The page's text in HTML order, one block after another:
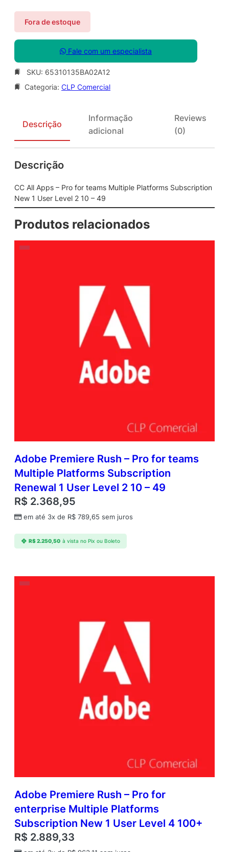
Fora de estoque
Fale com um especialista
SKU: 65310135BA02A12
Categoria: CLP Comercial
Descrição
Informação
adicional
Reviews
(0)
Descrição
CC All Apps – Pro for teams Multiple Platforms Subscription
New 1 User Level 2 10 – 49
Produtos relacionados
Adobe Premiere Rush – Pro for teams
Multiple Platforms Subscription
Renewal 1 User Level 2 10 – 49
R$ 2.368,95
em até 3x de R$ 789,65 sem juros
R$2.250,50 à vista no Pix ou Boleto
Adobe Premiere Rush – Pro for
enterprise Multiple Platforms
Subscription New 1 User Level 4 100+
R$ 2.889,33